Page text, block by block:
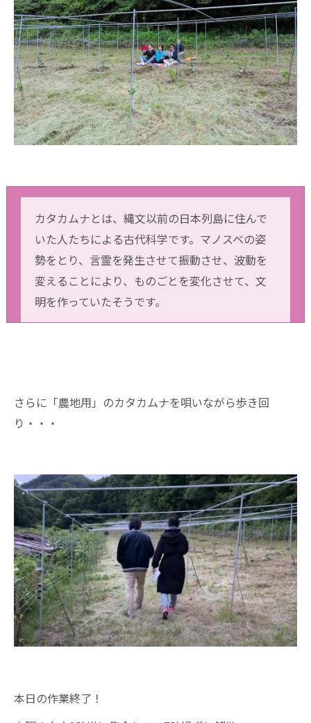
カタカムナとは、縄文以前の日本列島に住んで
いた人たちによる古代科学です。マノスベの姿
勢をとり、言霊を発生させて振動させ、波動を
変えることにより、ものごとを変化させて、文
明を作っていたそうです。
さらに「農地用」のカタカムナを唄いながら歩き回
り・・・
本日の作業終了！